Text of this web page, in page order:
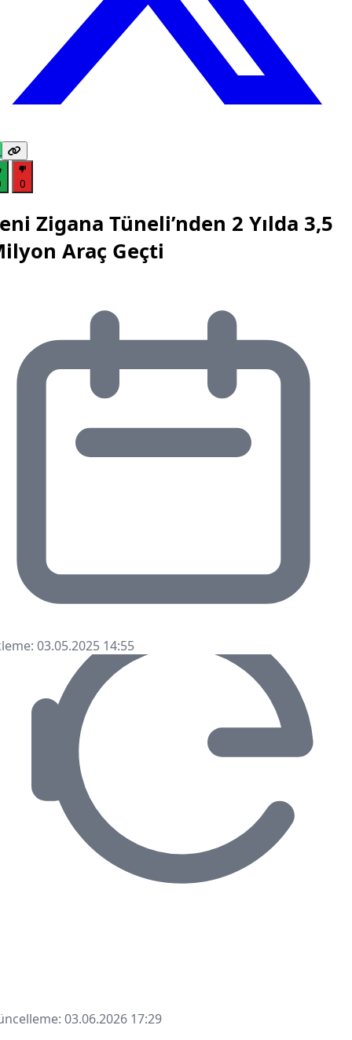
0
Zigana Tüneli’nden 2 Yılda 3,5
Araç Geçti
03.05.2025 14:55
03.06.2026 17:29